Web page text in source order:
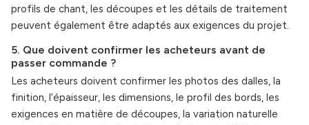
profils de chant, les découpes et les détails de traitement
peuvent également être adaptés aux exigences du projet.
5. Que doivent confirmer les acheteurs avant de
passer commande ?
Les acheteurs doivent confirmer les photos des dalles, la
finition, l’épaisseur, les dimensions, le profil des bords, les
exigences en matière de découpes, la variation naturelle